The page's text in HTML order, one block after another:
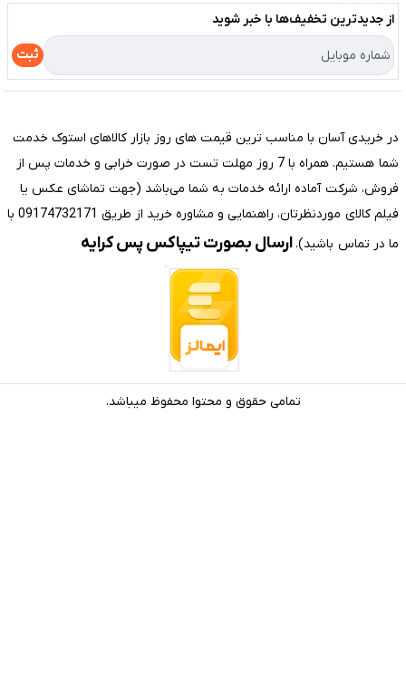
لیست محصولات
درباره ما
تماس با ما
حریم خصوصی
راهنما
از جدید‌ترین تخفیف‌ها با‌ خبر شوید
ثبت
در خریدی آسان با مناسب ترین قیمت های روز بازار کالاهای استوک خدمت
شما هستیم. همراه با 7 روز مهلت تست در صورت خرابی و خدمات پس از
فروش، شرکت آماده ارائه خدمات به شما می‌باشد (جهت تماشای عکس یا
فیلم کالای موردنظرتان، راهنمایی و مشاوره خرید از طریق 09174732171 با
ما در تماس باشید).ارسال بصورت تیپاکس پس کرایه
تمامی حقوق و محتوا محفوظ میباشد.